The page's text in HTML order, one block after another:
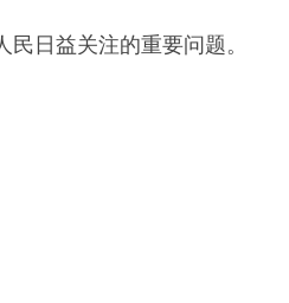
日益关注的重要问题。